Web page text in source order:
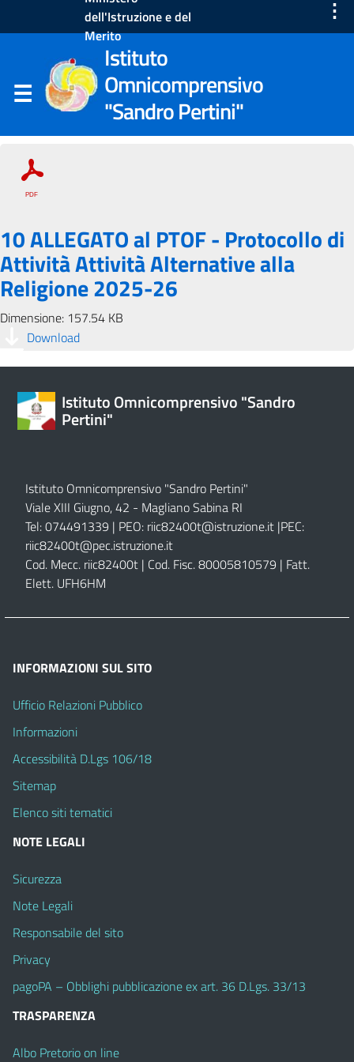
dell'Istruzione e del
Merito
⋮
Istituto
Omnicomprensivo
"Sandro Pertini"
10 ALLEGATO al PTOF - Protocollo di
Attività Attività Alternative alla
Religione 2025-26
Dimensione: 157.54 KB
Download
Istituto Omnicomprensivo "Sandro
Pertini"
Istituto Omnicomprensivo "Sandro Pertini"
Viale XIII Giugno, 42 - Magliano Sabina RI
Tel: 074491339 | PEO: riic82400t@istruzione.it |PEC:
riic82400t@pec.istruzione.it
Cod. Mecc. riic82400t | Cod. Fisc. 80005810579 | Fatt.
Elett. UFH6HM
INFORMAZIONI SUL SITO
Ufficio Relazioni Pubblico
Informazioni
Accessibilità D.Lgs 106/18
Sitemap
Elenco siti tematici
NOTE LEGALI
Sicurezza
Note Legali
Responsabile del sito
Privacy
pagoPA – Obblighi pubblicazione ex art. 36 D.Lgs. 33/13
TRASPARENZA
Albo Pretorio on line